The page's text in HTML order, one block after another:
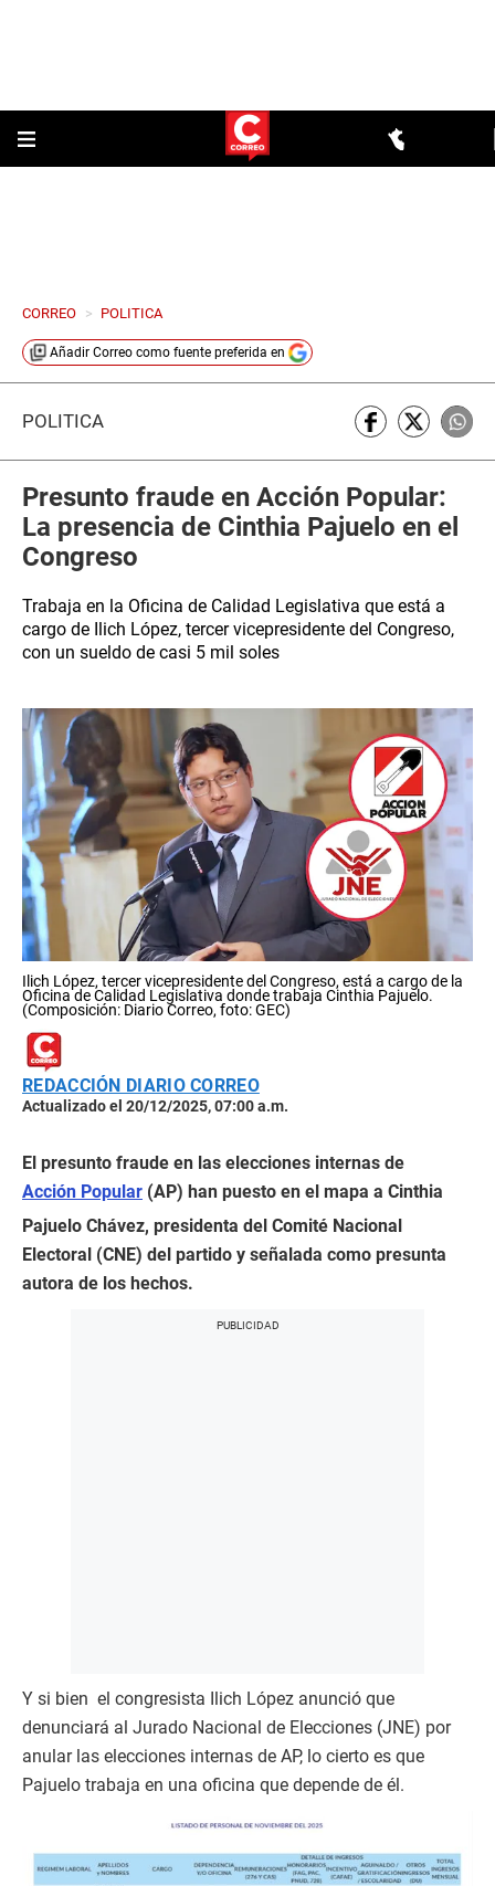
CORREO > POLITICA
Añadir Correo como fuente preferida en
POLÍTICA
Presunto fraude en Acción Popular:
La presencia de Cinthia Pajuelo en el
Congreso
Trabaja en la Oficina de Calidad Legislativa que está a
cargo de Ilich López, tercer vicepresidente del Congreso,
con un sueldo de casi 5 mil soles
Ilich López, tercer vicepresidente del Congreso, está a cargo de la
Oficina de Calidad Legislativa donde trabaja Cinthia Pajuelo.
(Composición: Diario Correo, foto: GEC)
REDACCIÓN DIARIO CORREO
Actualizado el 20/12/2025, 07:00 a.m.
El presunto fraude en las elecciones internas de
Acción Popular (AP) han puesto en el mapa a Cinthia
Pajuelo Chávez, presidenta del Comité Nacional
Electoral (CNE) del partido y señalada como presunta
autora de los hechos.
Y si bien el congresista Ilich López anunció que
denunciará al Jurado Nacional de Elecciones (JNE) por
anular las elecciones internas de AP, lo cierto es que
Pajuelo trabaja en una oficina que depende de él.